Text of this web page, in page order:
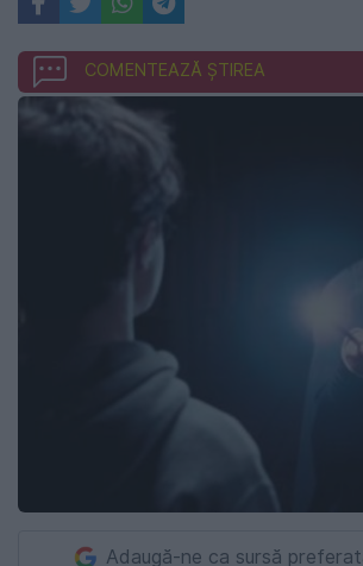
COMENTEAZĂ ȘTIREA
Adaugă-ne ca sursă